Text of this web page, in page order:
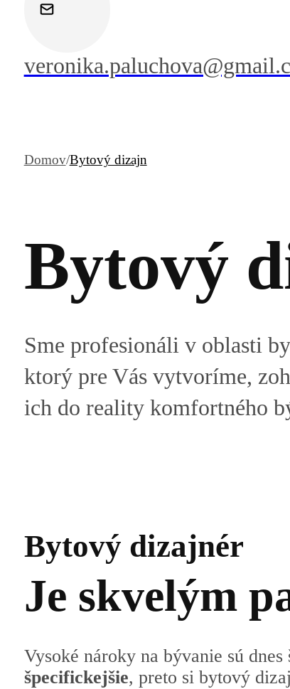
Domov/Bytový dizajn
Bytový
Sme profesionáli v oblasti
ktorý pre Vás vytvoríme,
ich do reality komfortného
Bytový dizajnér
Je skvelým
Vysoké nároky na bývanie sú
špecifickejšie, preto si bytový